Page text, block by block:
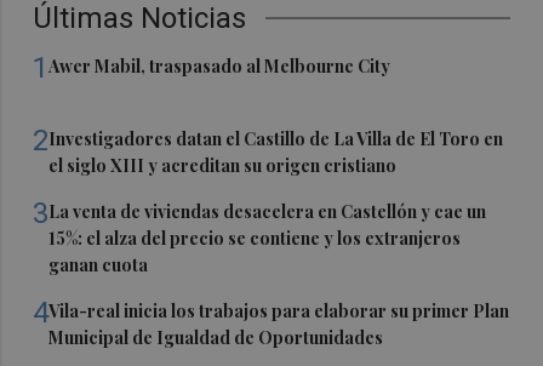
Últimas Noticias
1Awer Mabil, traspasado al Melbourne City
2Investigadores datan el Castillo de La Villa de El Toro en
el siglo XIII y acreditan su origen cristiano
3La venta de viviendas desacelera en Castellón y cae un
15%: el alza del precio se contiene y los extranjeros
ganan cuota
4Vila-real inicia los trabajos para elaborar su primer Plan
Municipal de Igualdad de Oportunidades